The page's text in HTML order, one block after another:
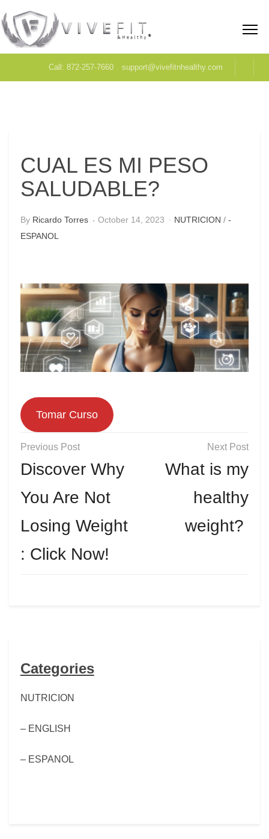
Call: 872-257-7660 support@vivefitnhealthy.com
CUAL ES MI PESO
SALUDABLE?
By Ricardo Torres October 14, 2023 NUTRICION / -
ESPANOL
Tomar Curso
Post
navigation
Discover Why
You Are Not
Losing Weight
: Click Now!
What is my
healthy
weight?
Categories
NUTRICION
– ENGLISH
– ESPANOL